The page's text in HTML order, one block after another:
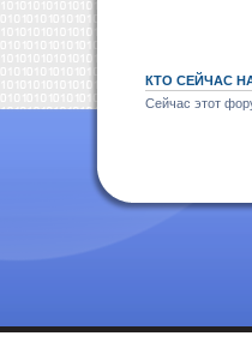
КТО СЕЙЧАС
Сейчас этот